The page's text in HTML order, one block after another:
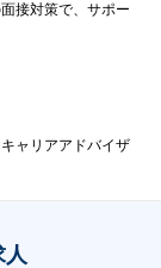
接対策で、サポー
ャリアアドバイザ
人